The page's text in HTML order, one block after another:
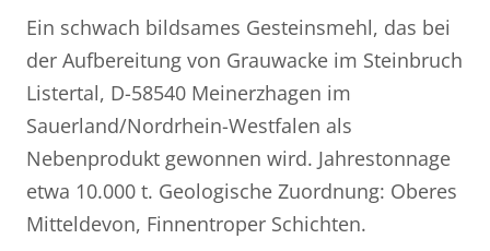
Ein schwach bildsames Gesteinsmehl, das bei
der Aufbereitung von Grauwacke im Steinbruch
Listertal, D-58540 Meinerzhagen im
Sauerland/Nordrhein-Westfalen als
Nebenprodukt gewonnen wird. Jahrestonnage
etwa 10.000 t. Geologische Zuordnung: Oberes
Mitteldevon, Finnentroper Schichten.